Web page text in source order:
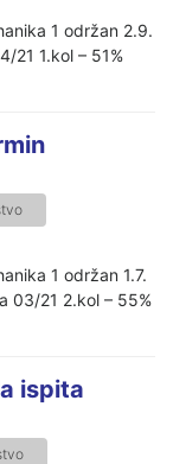
1 održan 2.9.
21 1.kol – 51%
1 održan 1.7.
03/21 2.kol – 55%
ispita